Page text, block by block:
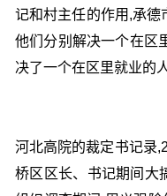
记和村主任的作用,承德
他们分别解决一个在区
决了一个在区里就业的
河北高院的裁定书记录
桥区区长、书记期间大